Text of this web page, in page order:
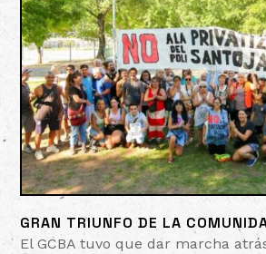
GRAN TRIUNFO DE LA
El GCBA tuvo que dar marcha